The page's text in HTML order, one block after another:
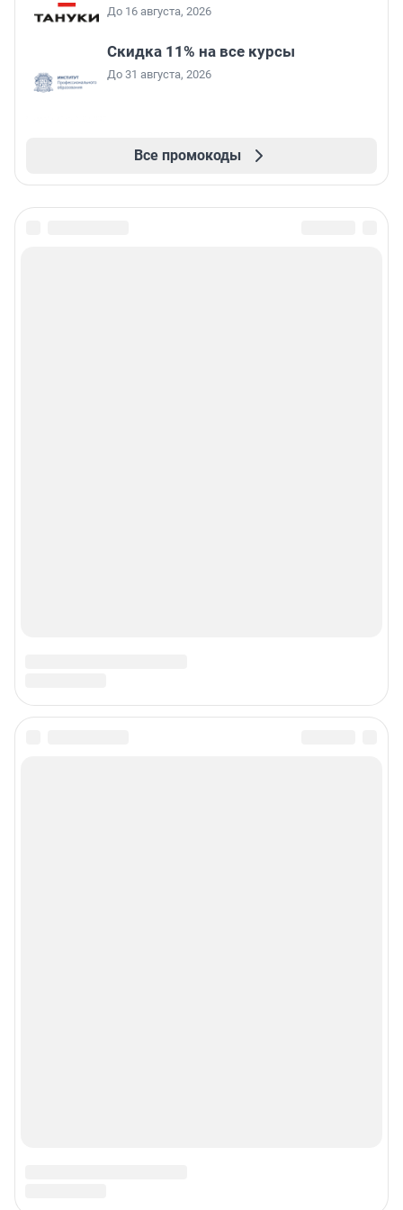
До 16 августа, 2026
Скидка 11% на все курсы
До 31 августа, 2026
Все промокоды